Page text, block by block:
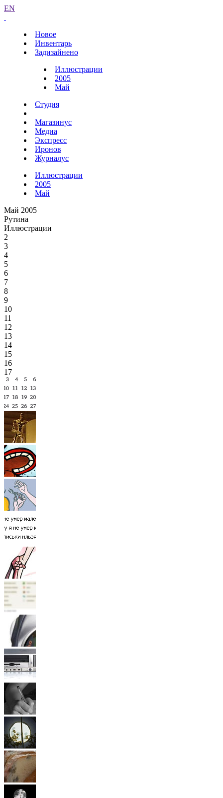
EN
Новое
Инвентарь
Задизайнено
Иллюстрации
2005
Май
Студия
Магазинус
Медиа
Экспресс
Иронов
Журналус
Иллюстрации
2005
Май
Май 2005
Рутина
Иллюстрации
2
3
4
5
6
7
8
9
10
11
12
13
14
15
16
17